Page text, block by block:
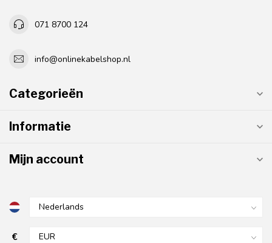
071 8700 124
info@onlinekabelshop.nl
Categorieën
Informatie
Mijn account
€